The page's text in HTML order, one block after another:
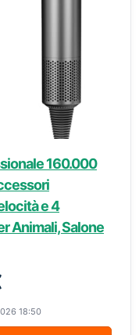
160.000
e 4
Animali, Salone
18:50